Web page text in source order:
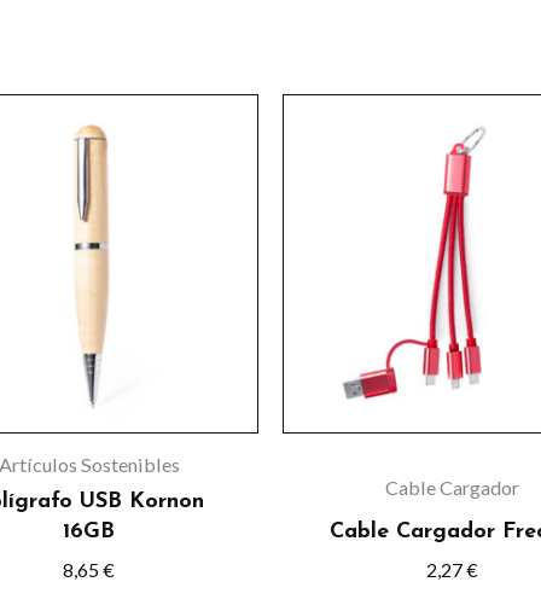
Artículos Sostenibles
USB Kornon
16GB
8,65€
Cable Cargador
Cable Cargador
2,27€
tiene
Las
se
en
la
página